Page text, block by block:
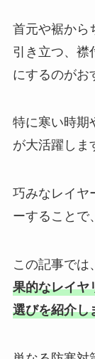
首元や裾から
引き立つ、襟
にするのがお
特に寒い時期
が大活躍しま
巧みなレイヤ
ーすることで
この記事では、
果的なレイヤ
選びを紹介し